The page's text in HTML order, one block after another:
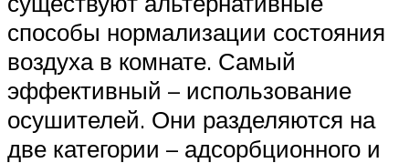
способы нормализации состояния
воздуха в комнате. Самый
эффективный – использование
осушителей. Они разделяются на
две категории – адсорбционного и